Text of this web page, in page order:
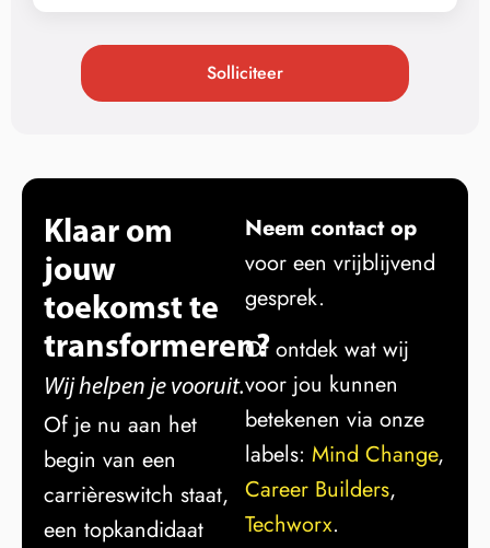
Solliciteer
Klaar om
jouw
toekomst te
transformeren?
Wij helpen je vooruit.
Of je nu aan het
begin van een
carrièreswitch staat,
een topkandidaat
Neem contact op
voor een vrijblijvend
gesprek.
Of ontdek wat wij
voor jou kunnen
betekenen via onze
labels: Mind Change,
Career Builders,
Techworx.